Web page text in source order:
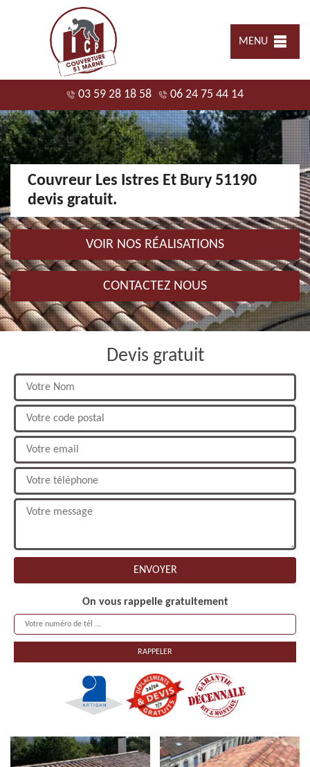
MENU
03 59 28 18 58 06 24 75 44 14
Couvreur Les Istres Et Bury 51190
devis gratuit.
VOIR NOS RÉALISATIONS
CONTACTEZ NOUS
Devis gratuit
On vous rappelle gratuitement